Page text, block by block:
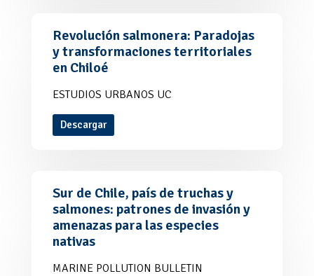
Revolución salmonera: Paradojas
y transformaciones territoriales
en Chiloé
ESTUDIOS URBANOS UC
Descargar
Sur de Chile, país de truchas y
salmones: patrones de invasión y
amenazas para las especies
nativas
MARINE POLLUTION BULLETIN